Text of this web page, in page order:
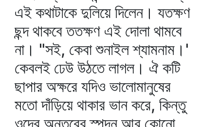
এই কথাটাকে দুলিয়ে দিলেন। যতক্ষণ
ছন্দ থাকবে ততক্ষণ এই দোলা থামবে
না। "সই, কেবা শুনাইল শ্যামনাম।'
কেবলই ঢেউ উঠতে লাগল। ঐ কটি
ছাপার অক্ষরে যদিও ভালোমানুষের
মতো দাঁড়িয়ে থাকার ভান করে, কিন্তু